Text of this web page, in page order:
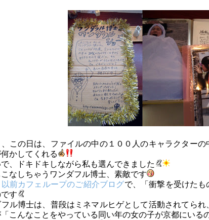
この日は、ファイルの中の１００人のキャラクター
かしてくれる
、ドキドキしながら私も選んできました
なしちゃうワンダフル博士、素敵です
以前カフェループのご紹介ブログで、「衝撃を受けたも
す
フル博士は、普段はミネマルヒゲとして活動されてら
こんなことをやっている同い年の女の子が京都にいる